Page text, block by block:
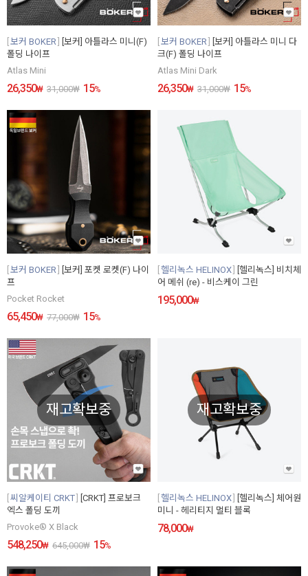
보커 BOKER
[보커] 아틀라스 미니(F)
폴딩 나이프
Atlas Mini
26,350₩ 31,000₩ 15%
보커 BOKER
[보커] 아틀라스 미니 다
크(F) 폴딩 나이프
Atlas Mini Dark
26,350₩ 31,000₩ 15%
보커 BOKER
[보커] 포켓 로켓(F) 나이
프
Pocket Rocket
65,450₩ 77,000₩ 15%
헬리녹스 HELINOX
[헬리녹스] 비치체
어 메쉬 (re) - 비스케이 그린
195,000₩
재고확보중
씨알케이티 CRKT
[CRKT] 프로보크
엑스 폴딩 도끼
Provoke® X Black
548,250₩ 645,000₩ 15%
재고확보중
헬리녹스 HELINOX
[헬리녹스] 체어원
미니 - 헤리티지 멀티 블록
78,000₩